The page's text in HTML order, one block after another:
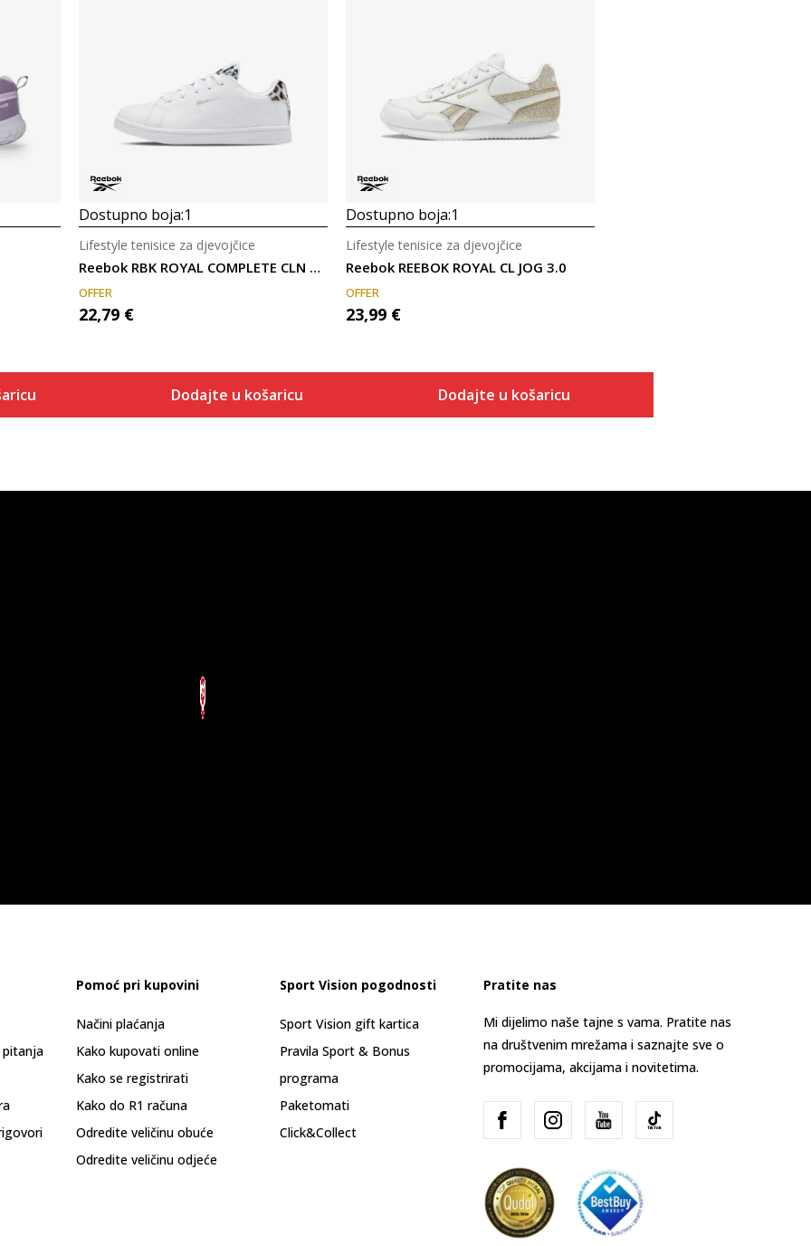
Dostupno boja:1
Reebok RBK ROYAL COMPLETE CLN 2.0
Lifestyle tenisice za djevojčice
OFFER
22,79 €
Dodajte u košaricu
Dostupno boja:1
Reebok REEBOK ROYAL CL JOG 3.0
Lifestyle tenisice za djevojčice
OFFER
23,99 €
Dodajte u košaricu
pitanja
Pomoć pri kupovini
Načini plaćanja
Kako kupovati online
Kako se registrirati
Kako do R1 računa
Odredite veličinu obuće
Odredite veličinu odjeće
Sport Vision pogodnosti
Sport Vision gift kartica
Pravila Sport & Bonus
programa
Paketomati
Click&Collect
Pratite nas
Mi dijelimo naše tajne s vama. Pratite nas
na društvenim mrežama i saznajte sve o
promocijama, akcijama i novitetima.